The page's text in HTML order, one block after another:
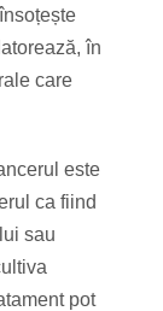
în
care
este
ca fiind
sau
pot